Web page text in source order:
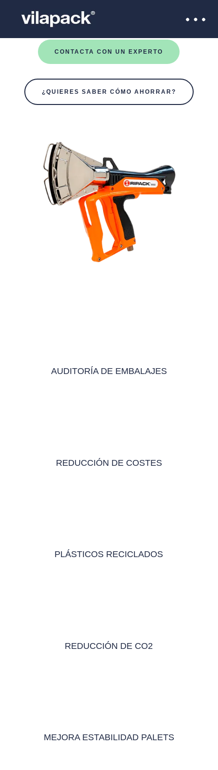
CONTACTA CON UN EXPERTO
¿QUIERES SABER CÓMO AHORRAR?
AUDITORÍA DE EMBALAJES
REDUCCIÓN DE COSTES
PLÁSTICOS RECICLADOS
REDUCCIÓN DE CO2
MEJORA ESTABILIDAD PALETS